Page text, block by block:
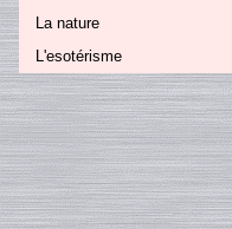
La nature
L'esotérisme